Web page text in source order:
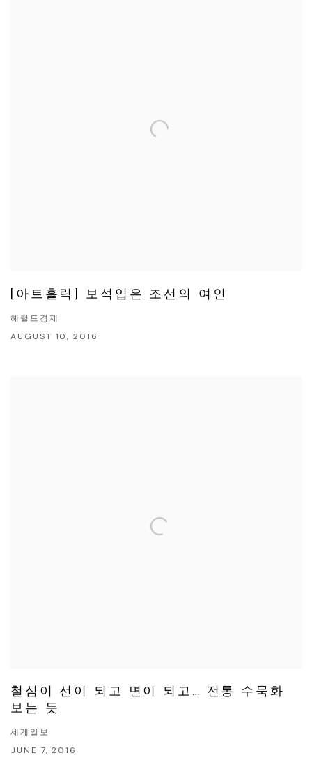
[아트홀릭] 보석입은 조선의 여인
헤럴드경제
AUGUST 10, 2016
철심이 선이 되고 면이 되고… 전통 수묵화
보는 듯
세계일보
JUNE 7, 2016